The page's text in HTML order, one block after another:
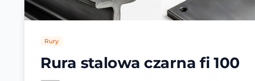
Rury
Rura stalowa czarna fi 100